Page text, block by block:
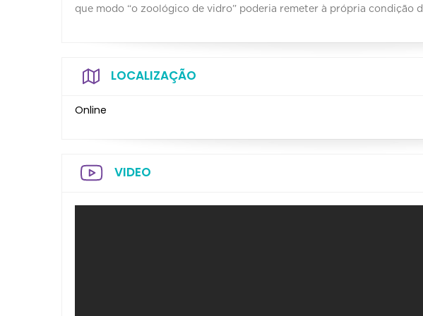
que modo “o zoológico de vidro” poderia remeter à própria condição
LOCALIZAÇÃO
Online
VIDEO